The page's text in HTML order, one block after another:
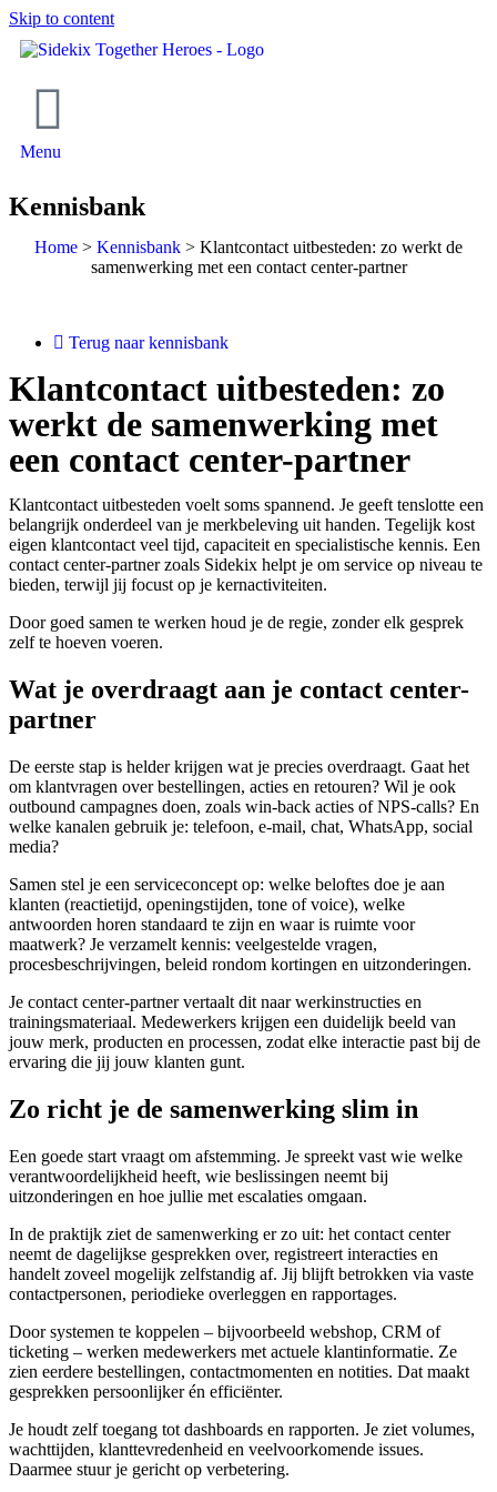
Skip to content
Menu
Kennisbank
Home > Kennisbank > Klantcontact uitbesteden: zo werkt de
samenwerking met een contact center-partner
Terug naar kennisbank
Klantcontact uitbesteden: zo
werkt de samenwerking met
een contact center-partner
Klantcontact uitbesteden voelt soms spannend. Je geeft tenslotte een
belangrijk onderdeel van je merkbeleving uit handen. Tegelijk kost
eigen klantcontact veel tijd, capaciteit en specialistische kennis. Een
contact center-partner zoals Sidekix helpt je om service op niveau te
bieden, terwijl jij focust op je kernactiviteiten.
Door goed samen te werken houd je de regie, zonder elk gesprek
zelf te hoeven voeren.
Wat je overdraagt aan je contact center-
partner
De eerste stap is helder krijgen wat je precies overdraagt. Gaat het
om klantvragen over bestellingen, acties en retouren? Wil je ook
outbound campagnes doen, zoals win-back acties of NPS-calls? En
welke kanalen gebruik je: telefoon, e-mail, chat, WhatsApp, social
media?
Samen stel je een serviceconcept op: welke beloftes doe je aan
klanten (reactietijd, openingstijden, tone of voice), welke
antwoorden horen standaard te zijn en waar is ruimte voor
maatwerk? Je verzamelt kennis: veelgestelde vragen,
procesbeschrijvingen, beleid rondom kortingen en uitzonderingen.
Je contact center-partner vertaalt dit naar werkinstructies en
trainingsmateriaal. Medewerkers krijgen een duidelijk beeld van
jouw merk, producten en processen, zodat elke interactie past bij de
ervaring die jij jouw klanten gunt.
Zo richt je de samenwerking slim in
Een goede start vraagt om afstemming. Je spreekt vast wie welke
verantwoordelijkheid heeft, wie beslissingen neemt bij
uitzonderingen en hoe jullie met escalaties omgaan.
In de praktijk ziet de samenwerking er zo uit: het contact center
neemt de dagelijkse gesprekken over, registreert interacties en
handelt zoveel mogelijk zelfstandig af. Jij blijft betrokken via vaste
contactpersonen, periodieke overleggen en rapportages.
Door systemen te koppelen – bijvoorbeeld webshop, CRM of
ticketing – werken medewerkers met actuele klantinformatie. Ze
zien eerdere bestellingen, contactmomenten en notities. Dat maakt
gesprekken persoonlijker én efficiënter.
Je houdt zelf toegang tot dashboards en rapporten. Je ziet volumes,
wachttijden, klanttevredenheid en veelvoorkomende issues.
Daarmee stuur je gericht op verbetering.